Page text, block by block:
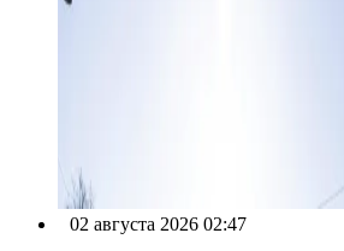
02 августа 2026 02:47